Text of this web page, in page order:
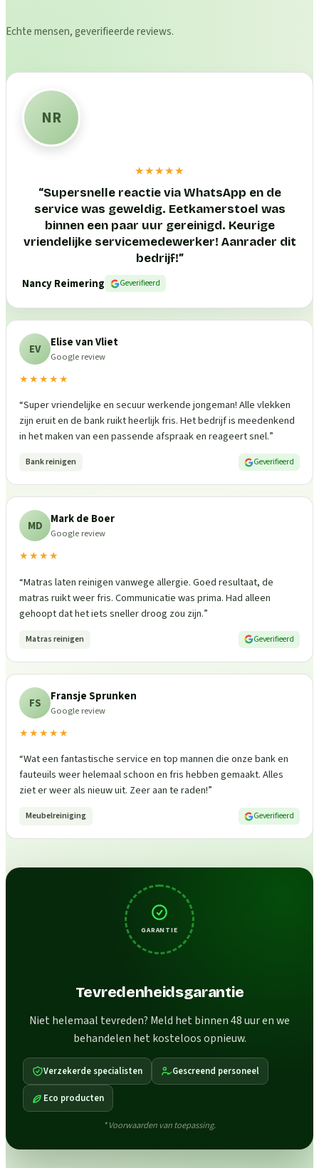
Echte mensen, geverifieerde reviews.
NR
★★★★★
“Supersnelle reactie via WhatsApp en de
service was geweldig. Eetkamerstoel was
binnen een paar uur gereinigd. Keurige
vriendelijke servicemedewerker! Aanrader dit
bedrijf!”
Nancy Reimering
Geverifieerd
EV Elise van Vliet
Google review
★★★★★
“Super vriendelijke en secuur werkende jongeman! Alle vlekken
zijn eruit en de bank ruikt heerlijk fris. Het bedrijf is meedenkend
in het maken van een passende afspraak en reageert snel.”
Bank reinigen Geverifieerd
MD Mark de Boer
Google review
★★★★
“Matras laten reinigen vanwege allergie. Goed resultaat, de
matras ruikt weer fris. Communicatie was prima. Had alleen
gehoopt dat het iets sneller droog zou zijn.”
Matras reinigen Geverifieerd
FS Fransje Sprunken
Google review
★★★★★
“Wat een fantastische service en top mannen die onze bank en
fauteuils weer helemaal schoon en fris hebben gemaakt. Alles
ziet er weer als nieuw uit. Zeer aan te raden!”
Meubelreiniging Geverifieerd
GARANTIE
Tevredenheidsgarantie
Niet helemaal tevreden? Meld het binnen 48 uur en we
behandelen het kosteloos opnieuw.
Verzekerde specialisten Gescreend personeel
Eco producten
* Voorwaarden van toepassing.